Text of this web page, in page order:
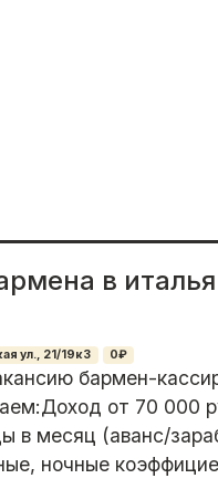
в
ул., 21/19к3 0₽
бармен-
от 70 000
в месяц (аванс/
ночные